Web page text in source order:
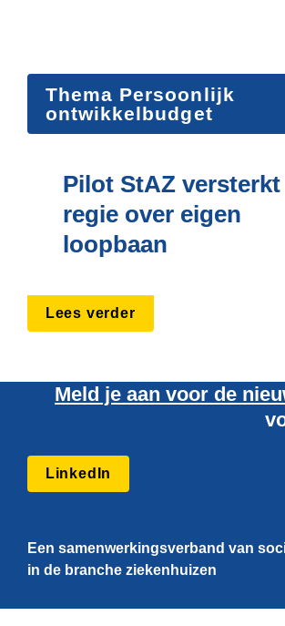
Thema Persoonlijk
ontwikkelbudget
Pilot StAZ versterkt
regie over eigen
loopbaan
Lees verder
Meld je aan voor de
LinkedIn
Een samenwerkingsverband van
in de branche ziekenhuizen